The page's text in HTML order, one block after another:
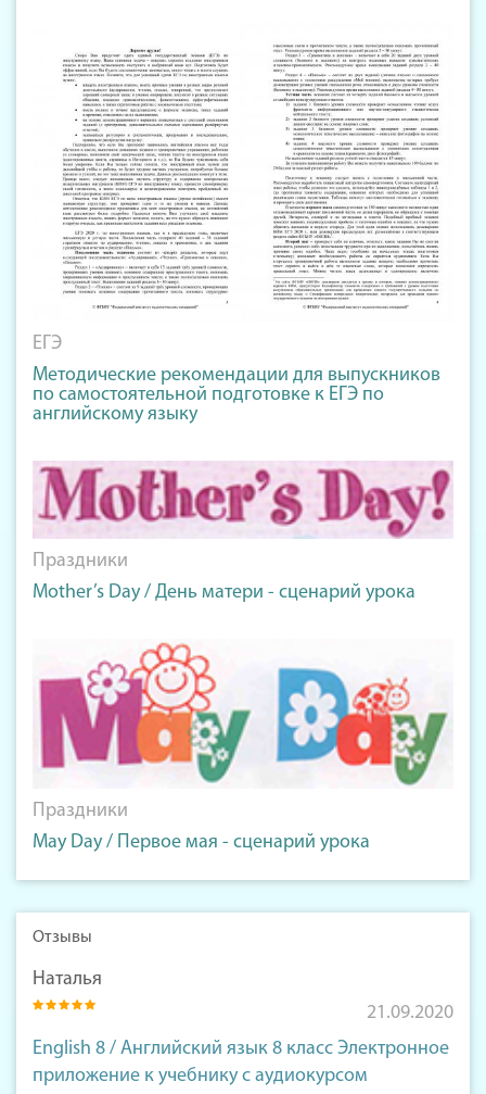
ЕГЭ
Методические рекомендации для выпускников
по самостоятельной подготовке к ЕГЭ по
английскому языку
Праздники
Mother’s Day / День матери - сценарий урока
Праздники
May Day / Первое мая - сценарий урока
Отзывы
Наталья
21.09.2020
English 8 / Английский язык 8 класс Электронное
приложение к учебнику с аудиокурсом